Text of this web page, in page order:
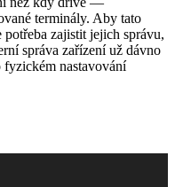
terminály. Aby tato
zajistit jejich správu,
správa zařízení už dávno
nastavování